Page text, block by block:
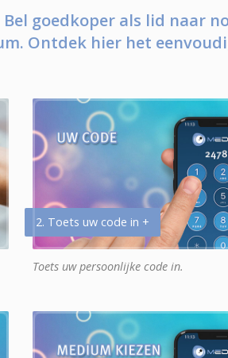
Bel goedkoper als lid naar
Ontdek hier het
2. Toets uw code in +
Toets uw persoonlijke code in.